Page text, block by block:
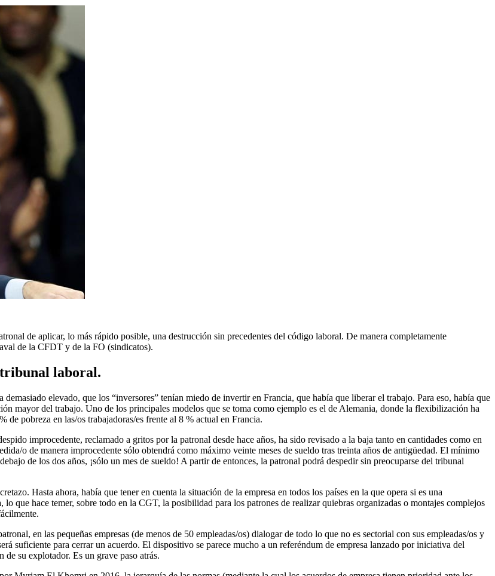
de aplicar, lo más rápido posible, una destrucción sin precedentes del código laboral. De manera completamente
de la CFDT y de la FO (sindicatos).
tribunal laboral.
elevado, que los “inversores” tenían miedo de invertir en Francia, que había que liberar el trabajo. Para eso, había que
mayor del trabajo. Uno de los principales modelos que se toma como ejemplo es el de Alemania, donde la flexibilización ha
pobreza en las/os trabajadoras/es frente al 8 % actual en Francia.
improcedente, reclamado a gritos por la patronal desde hace años, ha sido revisado a la baja tanto en cantidades como en
o de manera improcedente sólo obtendrá como máximo veinte meses de sueldo tras treinta años de antigüedad. El mínimo
de los dos años, ¡sólo un mes de sueldo! A partir de entonces, la patronal podrá despedir sin preocuparse del tribunal
Hasta ahora, había que tener en cuenta la situación de la empresa en todos los países en la que opera si es una
que hace temer, sobre todo en la CGT, la posibilidad para los patrones de realizar quiebras organizadas o montajes complejos
en las pequeñas empresas (de menos de 50 empleadas/os) dialogar de todo lo que no es sectorial con sus empleadas/os y
suficiente para cerrar un acuerdo. El dispositivo se parece mucho a un referéndum de empresa lanzado por iniciativa del
de su explotador. Es un grave paso atrás.